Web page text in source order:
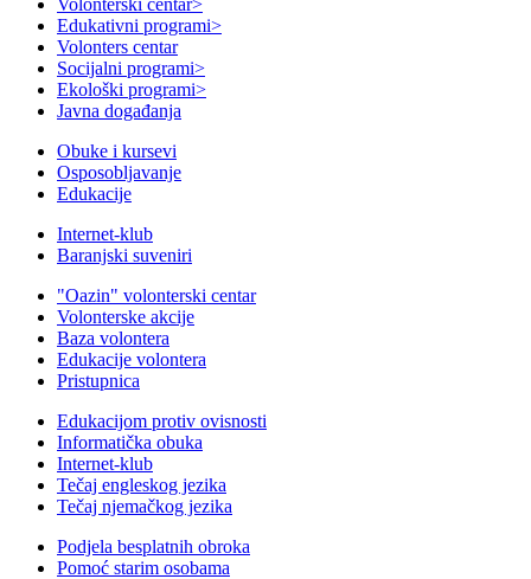
Volonterski centar>
Edukativni programi>
Volonters centar
Socijalni programi>
Ekološki programi>
Javna događanja
Obuke i kursevi
Osposobljavanje
Edukacije
Internet-klub
Baranjski suveniri
"Oazin" volonterski centar
Volonterske akcije
Baza volontera
Edukacije volontera
Pristupnica
Edukacijom protiv ovisnosti
Informatička obuka
Internet-klub
Tečaj engleskog jezika
Tečaj njemačkog jezika
Podjela besplatnih obroka
Pomoć starim osobama